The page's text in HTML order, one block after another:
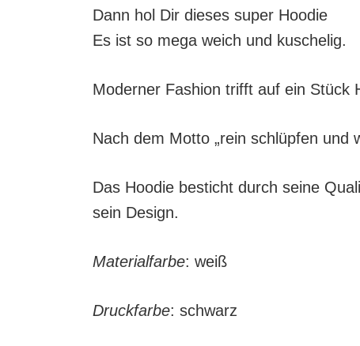
Dann hol Dir dieses super Hoodie
Es ist so mega weich und kuschelig.
Moderner Fashion trifft auf ein Stück
Nach dem Motto „rein schlüpfen und
Das Hoodie besticht durch seine
sein Design.
Materialfarbe: weiß
Druckfarbe: schwarz